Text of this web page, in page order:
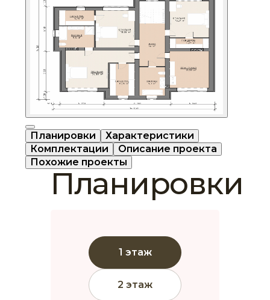
Планировки
Характеристики
Комплектации
Описание проекта
Похожие проекты
Планировки
1 этаж
2 этаж